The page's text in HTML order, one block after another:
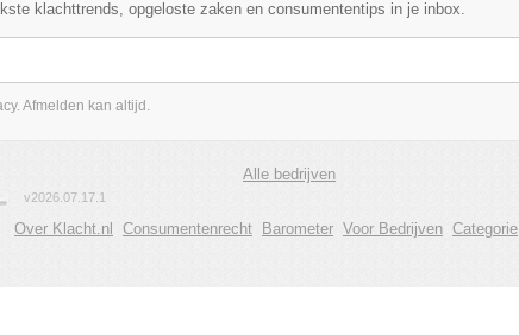
klachttrends, opgeloste zaken en consumententips in je inbox.
Afmelden kan altijd.
Alle bedrijven
v2026.07.17.1
Over Klacht.nl Consumentenrecht Barometer Voor Bedrijven Categorie